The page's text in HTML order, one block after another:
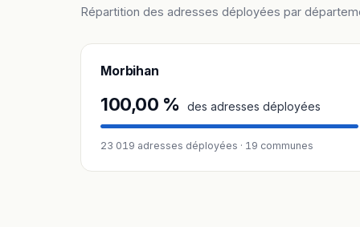
Répartition des adresses déployées par
Morbihan
100,00 % des adresses déployées
23 019 adresses déployées · 19 communes